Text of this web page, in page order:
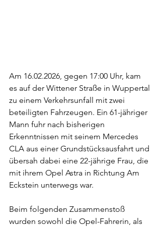
Am 16.02.2026, gegen 17:00 Uhr, kam
es auf der Wittener Straße in Wuppertal
zu einem Verkehrsunfall mit zwei
beteiligten Fahrzeugen. Ein 61-jähriger
Mann fuhr nach bisherigen
Erkenntnissen mit seinem Mercedes
CLA aus einer Grundstücksausfahrt und
übersah dabei eine 22-jährige Frau, die
mit ihrem Opel Astra in Richtung Am
Eckstein unterwegs war.
Beim folgenden Zusammenstoß
wurden sowohl die Opel-Fahrerin, als